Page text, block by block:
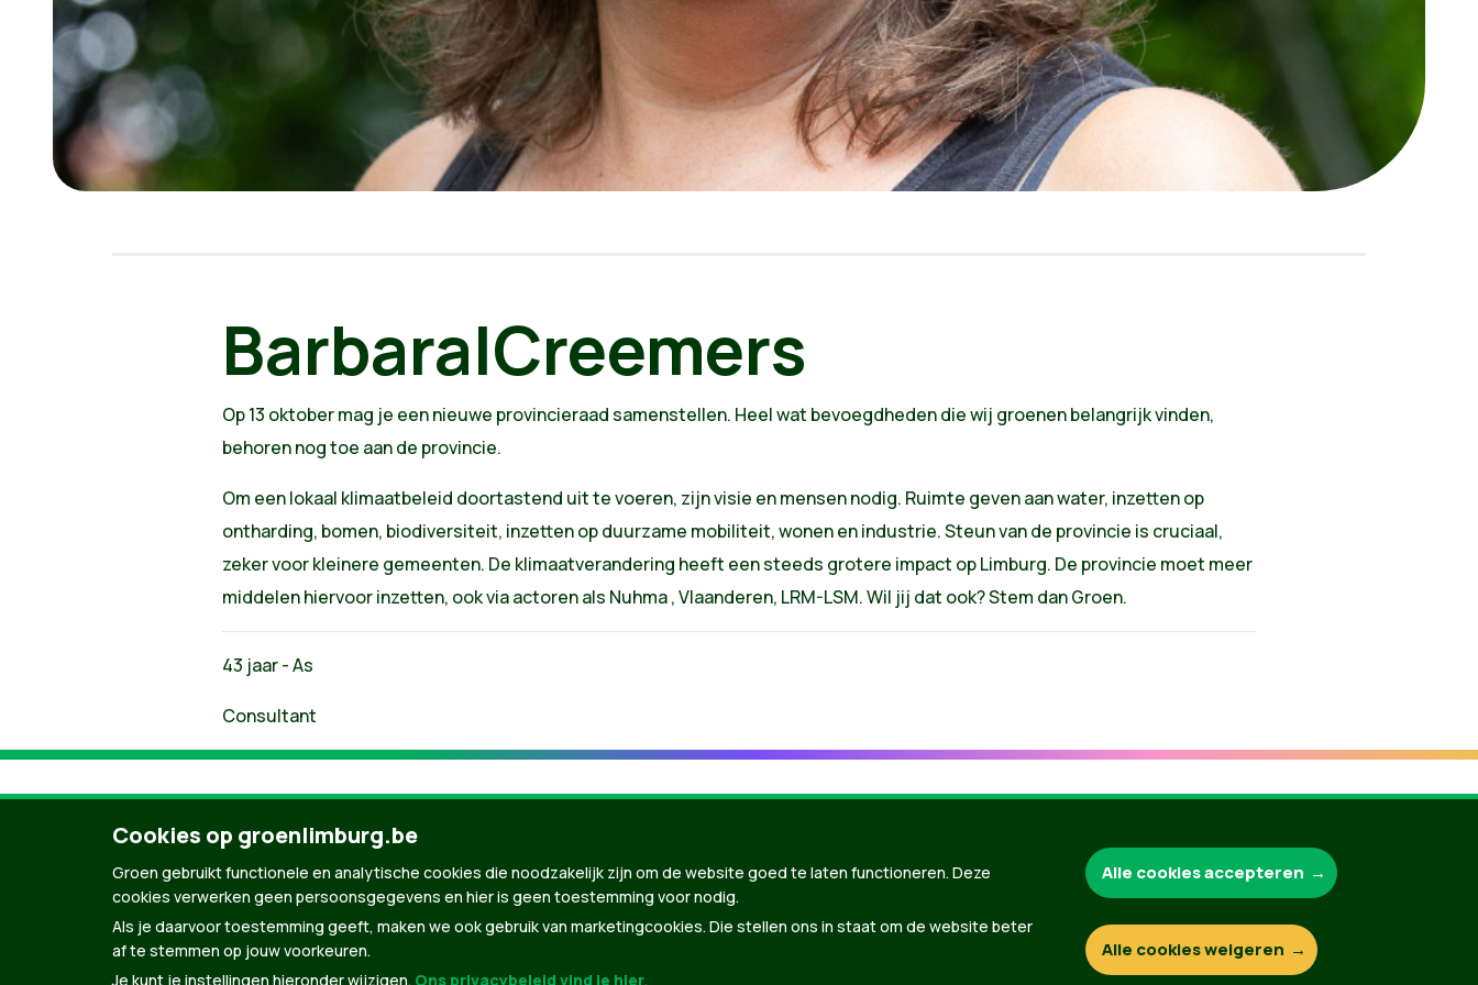
Barbara|Creemers
Op 13 oktober mag je een nieuwe provincieraad samenstellen. Heel wat bevoegdheden die wij groenen belangrijk vinden,
behoren nog toe aan de provincie.
Om een lokaal klimaatbeleid doortastend uit te voeren, zijn visie en mensen nodig. Ruimte geven aan water, inzetten op
ontharding, bomen, biodiversiteit, inzetten op duurzame mobiliteit, wonen en industrie. ​Steun van de provincie is cruciaal,
zeker voor kleinere gemeenten. ​De klimaatverandering heeft een steeds grotere impact op Limburg. De provincie moet meer
middelen hiervoor inzetten, ook via actoren als Nuhma , Vlaanderen, LRM-LSM.​ Wil jij dat ook? Stem dan Groen.
43 jaar - As
Consultant
Groen.be
Cookies op groenlimburg.be
Groen gebruikt functionele en analytische cookies die noodzakelijk zijn om de website goed te laten functioneren. Deze
cookies verwerken geen persoonsgegevens en hier is geen toestemming voor nodig.
Als je daarvoor toestemming geeft, maken we ook gebruik van marketingcookies. Die stellen ons in staat om de website beter
af te stemmen op jouw voorkeuren.
Je kunt je instellingen hieronder wijzigen. Ons privacybeleid vind je hier.
Alle cookies accepteren
Alle cookies weigeren